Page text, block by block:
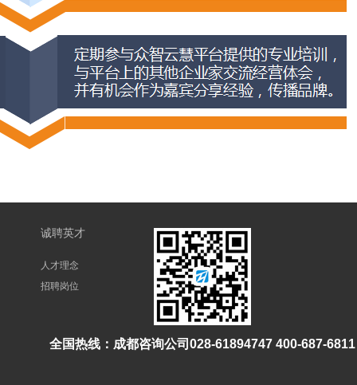
诚聘英才
人才理念
招聘岗位
全国热线：成都咨询公司028-61894747 400-687-6811